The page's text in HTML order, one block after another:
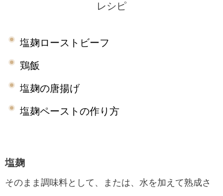
レシピ
塩麹ローストビーフ
鶏飯
塩麹の唐揚げ
塩麹ペーストの作り方
塩麹
そのまま調味料として、または、水を加えて熟成さ